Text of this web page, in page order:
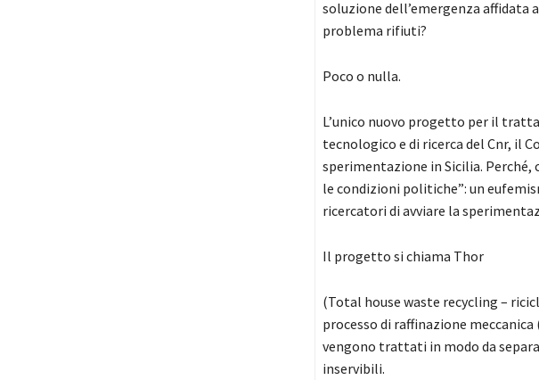
soluzione dell’emergenza affidata
problema rifiuti?
Poco o nulla.
L’unico nuovo progetto per il
tecnologico e di ricerca del Cnr, il
sperimentazione in Sicilia. Perché,
le condizioni politiche”: un
ricercatori di avviare la
Il progetto si chiama Thor
(Total house waste recycling –
processo di raffinazione
vengono trattati in modo da
inservibili.